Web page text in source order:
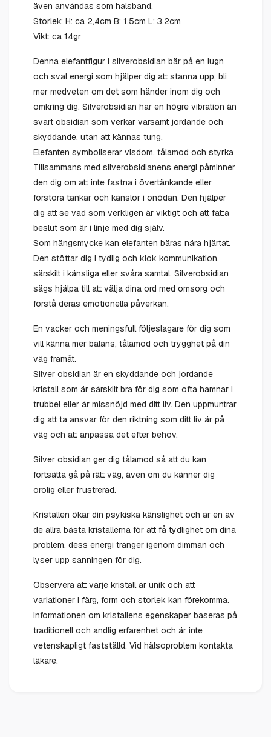
även användas som halsband.
Storlek: H: ca 2,4cm B: 1,5cm L: 3,2cm
Vikt: ca 14gr
Denna elefantfigur i silverobsidian bär på en lugn
och sval energi som hjälper dig att stanna upp, bli
mer medveten om det som händer inom dig och
omkring dig. Silverobsidian har en högre vibration än
svart obsidian som verkar varsamt jordande och
skyddande, utan att kännas tung.
Elefanten symboliserar visdom, tålamod och styrka
Tillsammans med silverobsidianens energi påminner
den dig om att inte fastna i övertänkande eller
förstora tankar och känslor i onödan. Den hjälper
dig att se vad som verkligen är viktigt och att fatta
beslut som är i linje med dig själv.
Som hängsmycke kan elefanten bäras nära hjärtat.
Den stöttar dig i tydlig och klok kommunikation,
särskilt i känsliga eller svåra samtal. Silverobsidian
sägs hjälpa till att välja dina ord med omsorg och
förstå deras emotionella påverkan.
En vacker och meningsfull följeslagare för dig som
vill känna mer balans, tålamod och trygghet på din
väg framåt.
Silver obsidian är en skyddande och jordande
kristall som är särskilt bra för dig som ofta hamnar i
trubbel eller är missnöjd med ditt liv. Den uppmuntrar
dig att ta ansvar för den riktning som ditt liv är på
väg och att anpassa det efter behov.
Silver obsidian ger dig tålamod så att du kan
fortsätta gå på rätt väg, även om du känner dig
orolig eller frustrerad.
Kristallen ökar din psykiska känslighet och är en av
de allra bästa kristallerna för att få tydlighet om dina
problem, dess energi tränger igenom dimman och
lyser upp sanningen för dig.
Observera att varje kristall är unik och att
variationer i färg, form och storlek kan förekomma.
Informationen om kristallens egenskaper baseras på
traditionell och andlig erfarenhet och är inte
vetenskapligt fastställd. Vid hälsoproblem kontakta
läkare.